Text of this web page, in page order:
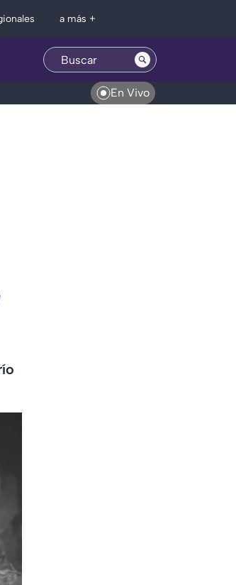
a más +
En Vivo